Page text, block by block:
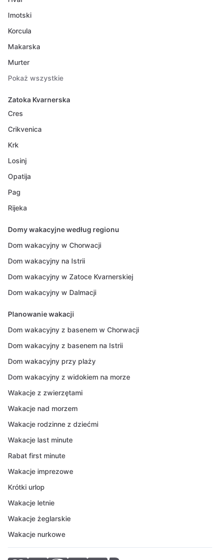
Imotski
Korcula
Makarska
Murter
Pokaż wszystkie
Zatoka Kvarnerska
Cres
Crikvenica
Krk
Losinj
Opatija
Pag
Rijeka
Domy wakacyjne według regionu
Dom wakacyjny w Chorwacji
Dom wakacyjny na Istrii
Dom wakacyjny w Zatoce Kvarnerskiej
Dom wakacyjny w Dalmacji
Planowanie wakacji
Dom wakacyjny z basenem w Chorwacji
Dom wakacyjny z basenem na Istrii
Dom wakacyjny przy plaży
Dom wakacyjny z widokiem na morze
Wakacje z zwierzętami
Wakacje nad morzem
Wakacje rodzinne z dziećmi
Wakacje last minute
Rabat first minute
Wakacje imprezowe
Krótki urlop
Wakacje letnie
Wakacje żeglarskie
Wakacje nurkowe